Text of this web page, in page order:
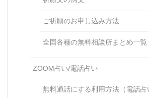
ご祈願のお申し込み方法
全国各種の無料相談所まとめ一覧
ZOOM占い/電話占い
無料通話にする利用方法（電話